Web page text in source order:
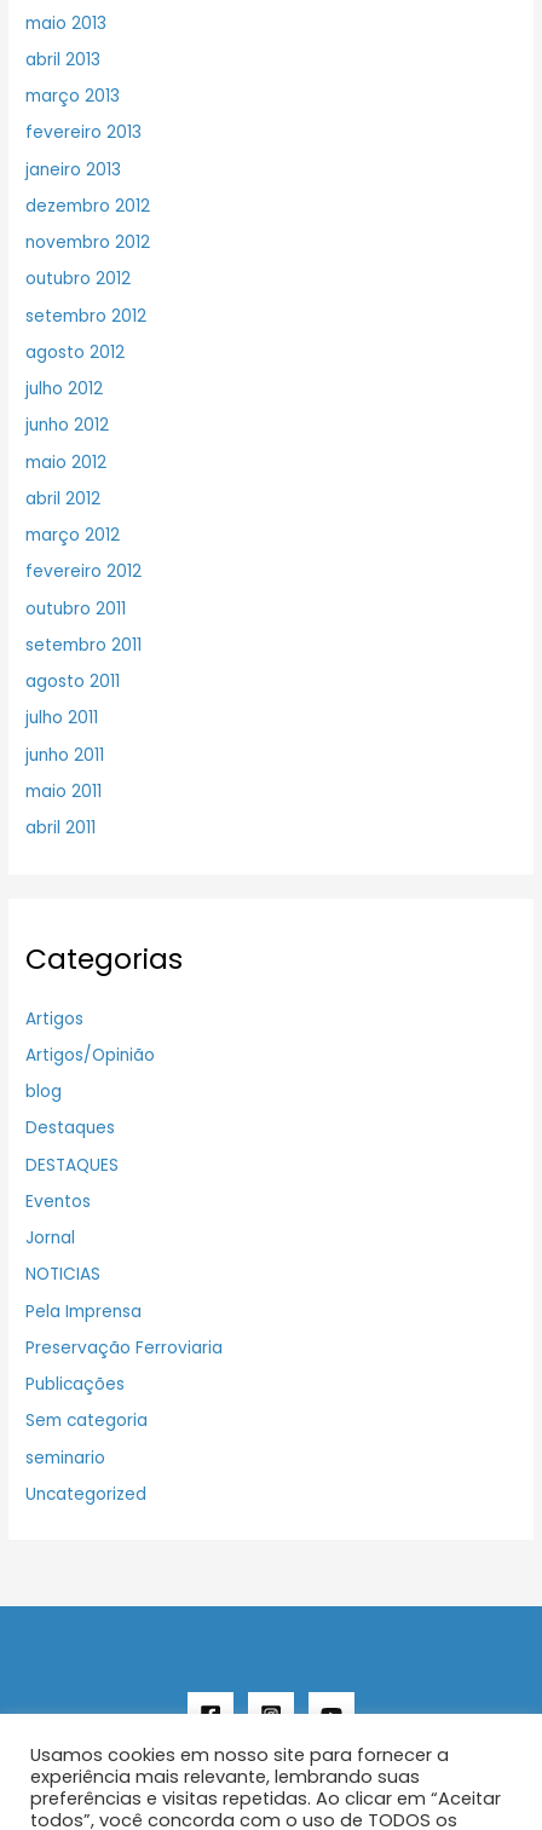
maio 2013
abril 2013
março 2013
fevereiro 2013
janeiro 2013
dezembro 2012
novembro 2012
outubro 2012
setembro 2012
agosto 2012
julho 2012
junho 2012
maio 2012
abril 2012
março 2012
fevereiro 2012
outubro 2011
setembro 2011
agosto 2011
julho 2011
junho 2011
maio 2011
abril 2011
Categorias
Artigos
Artigos/Opinião
blog
Destaques
DESTAQUES
Eventos
Jornal
NOTICIAS
Pela Imprensa
Preservação Ferroviaria
Publicações
Sem categoria
seminario
Uncategorized
Copyright © 2026 AENFER
Usamos cookies em nosso site para fornecer a
experiência mais relevante, lembrando suas
preferências e visitas repetidas. Ao clicar em “Aceitar
todos”, você concorda com o uso de TODOS os